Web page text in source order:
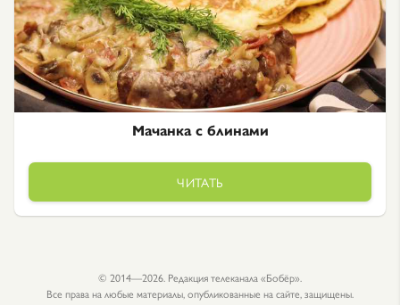
Мачанка с блинами
ЧИТАТЬ
© 2014—2026. Редакция телеканала «Бобёр».
Все права на любые материалы, опубликованные на сайте, защищены.